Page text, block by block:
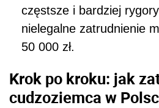
częstsze i bardziej
nielegalne zatrudnienie
50 000 zł.
Krok po kroku: jak
cudzoziemca w